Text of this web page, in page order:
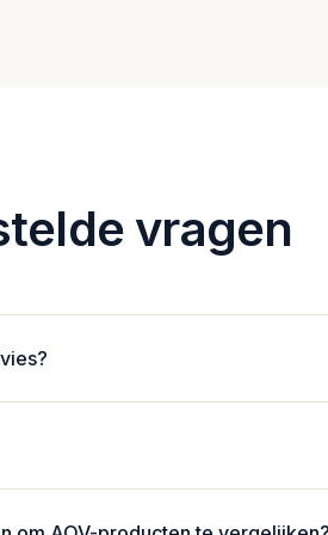
vragen
niet geautoriseerd bent voor het
binnen 5 werkdagen